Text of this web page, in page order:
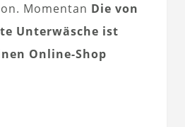
Momentan Die von
Unterwäsche ist
Online-Shop